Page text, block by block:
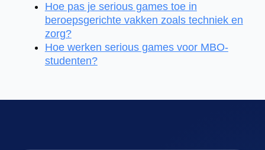
Hoe pas je serious games toe in
beroepsgerichte vakken zoals techniek en
zorg?
Hoe werken serious games voor MBO-
studenten?